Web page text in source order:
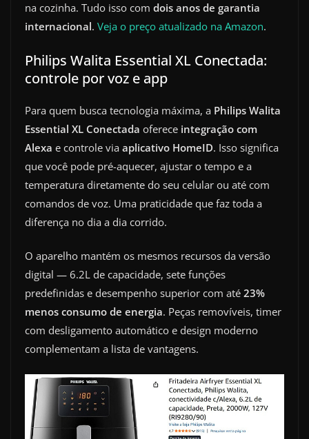
na cozinha. Tudo isso com dois anos de garantia
internacional. Veja o preço atualizado na Amazon.
Philips Walita Essential XL Conectada:
controle por voz e app
Para quem busca tecnologia máxima, a Philips Walita
Essential XL Conectada oferece integração com
Alexa e controle via aplicativo HomeID. Isso significa
que você pode pré-aquecer, ajustar o tempo e a
temperatura diretamente do seu celular ou até com
comandos de voz. Uma praticidade que faz toda a
diferença no dia a dia corrido.
O aparelho mantém os mesmos recursos da versão
digital — 6.2L de capacidade, sete funções
predefinidas e desempenho superior com até 23%
menos consumo de energia. Peças removíveis, timer
com desligamento automático e design moderno
complementam a lista de vantagens.